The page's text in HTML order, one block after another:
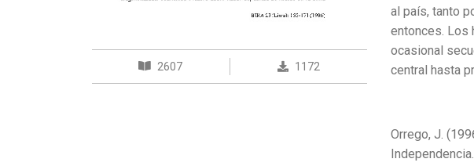
2607 1172
al país, tanto
entonces. Los
ocasional
central hasta
Orrego, J.
Independencia.